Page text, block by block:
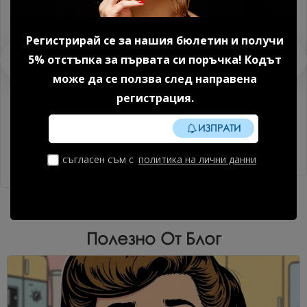
Регистрирай се за нашия бюлетин и получи
5% отстъпка за първата си поръчка! Кодът
може да се ползва след направена
регистрация.
ИЗПРАТИ
съгласен съм с политика на лични данни
4.86 € (9.51 лв.)
Мострен дисплей Kodi
Professional 20 бр.
2.05 € (4.01 лв.)
Полезно От Блог